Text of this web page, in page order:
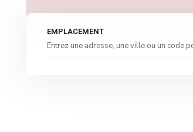
EMPLACEMENT